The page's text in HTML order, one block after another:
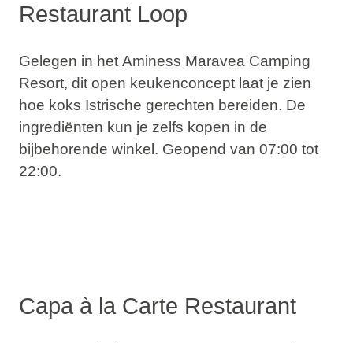
Restaurant Loop
Gelegen in het Aminess Maravea Camping
Resort, dit open keukenconcept laat je zien
hoe koks Istrische gerechten bereiden. De
ingrediënten kun je zelfs kopen in de
bijbehorende winkel. Geopend van 07:00 tot
22:00.
Capa à la Carte Restaurant